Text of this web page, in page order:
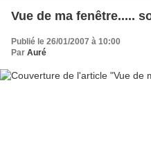
Vue de ma fenêtre.....
Publié le 26/01/2007 à 10:00
Par Auré